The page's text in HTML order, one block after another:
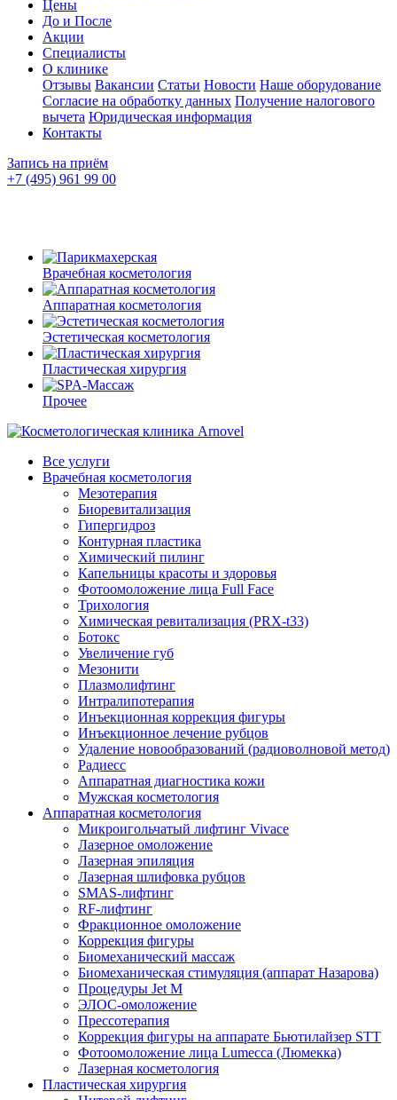
Цены
До и После
Акции
Специалисты
О клинике
Отзывы Вакансии Статьи Новости Наше оборудование
Согласие на обработку данных Получение налогового
вычета Юридическая информация
Контакты
Запись на приём
+7 (495) 961 99 00
Врачебная косметология
Аппаратная косметология
Эстетическая косметология
Пластическая хирургия
Прочее
Все услуги
Врачебная косметология
Мезотерапия
Биоревитализация
Гипергидроз
Контурная пластика
Химический пилинг
Капельницы красоты и здоровья
Фотоомоложение лица Full Face
Трихология
Химическая ревитализация (PRX-t33)
Ботокс
Увеличение губ
Мезонити
Плазмолифтинг
Интралипотерапия
Инъекционная коррекция фигуры
Инъекционное лечение рубцов
Удаление новообразований (радиоволновой метод)
Радиесс
Аппаратная диагностика кожи
Мужская косметология
Аппаратная косметология
Микроигольчатый лифтинг Vivace
Лазерное омоложение
Лазерная эпиляция
Лазерная шлифовка рубцов
SMAS-лифтинг
RF-лифтинг
Фракционное омоложение
Коррекция фигуры
Биомеханический массаж
Биомеханическая стимуляция (аппарат Назарова)
Процедуры Jet M
ЭЛОС-омоложение
Прессотерапия
Коррекция фигуры на аппарате Бьютилайзер STT
Фотоомоложение лица Lumecca (Люмекка)
Лазерная косметология
Пластическая хирургия